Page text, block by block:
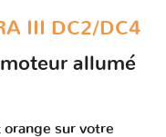
III DC2/DC4
allumé
orange sur votre